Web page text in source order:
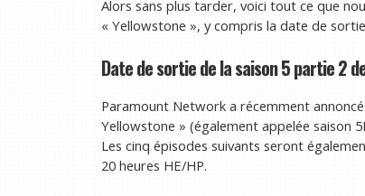
Alors sans plus tarder, voici tout ce que
« Yellowstone », y compris la date de
Date de sortie de la saison 5 partie 2
Paramount Network a récemment
Yellowstone » (également appelée saison
Les cinq épisodes suivants seront
20 heures HE/HP.